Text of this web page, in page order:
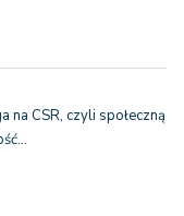
na CSR, czyli społeczną